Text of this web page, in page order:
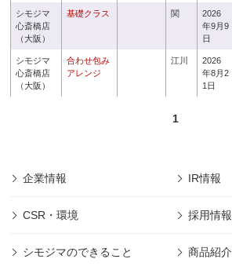
シモジマ
心斎橋店
（大阪）
基礎クラス 関
2026
年9月9
日
シモジマ
心斎橋店
（大阪）
合わせ包み
アレンジ
江川
2026
年8月2
1日
1
企業情報 IR情報
CSR・環境 採用情報
シモジマのできること 商品紹介